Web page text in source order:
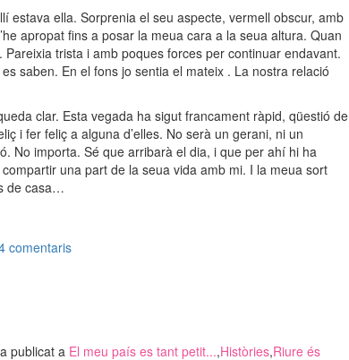
estava ella. Sorprenia el seu aspecte, vermell obscur, amb
apropat fins a posar la meua cara a la seua altura. Quan
trista i amb poques forces per continuar endavant.
saben. En el fons jo sentia el mateix . La nostra relació
clar. Esta vegada ha sigut francament ràpid, qüestió de
i fer feliç a alguna d’elles. No serà un gerani, ni un
No importa. Sé que arribarà el dia, i que per ahí hi ha
una part de la seua vida amb mi. I la meua sort
de casa…
comentaris
publicat a El meu país es tant petit...,Històries,Riure és